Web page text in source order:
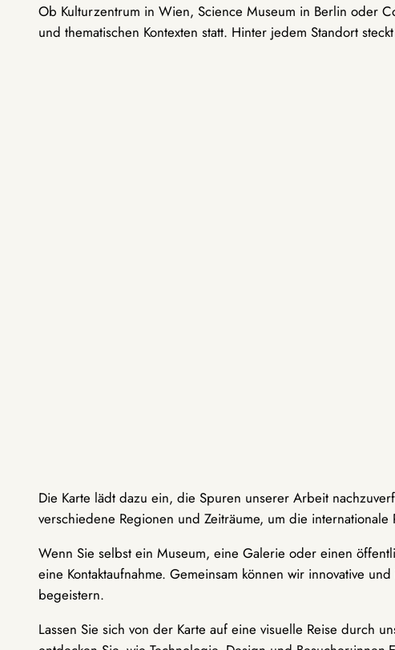
Ob Kulturzentrum in Wien, Science Museum in Berlin oder
und thematischen Kontexten statt. Hinter jedem Standort
Die Karte lädt dazu ein, die Spuren unserer Arbeit
verschiedene Regionen und Zeiträume, um die
Wenn Sie selbst ein Museum, eine Galerie oder einen
eine Kontaktaufnahme. Gemeinsam können wir innovative
begeistern.
Lassen Sie sich von der Karte auf eine visuelle Reise durch